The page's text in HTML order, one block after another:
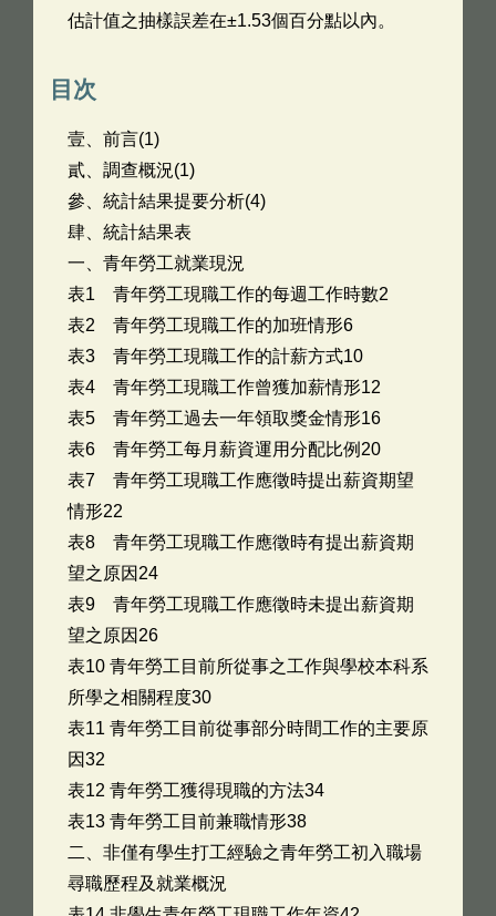
估計值之抽樣誤差在±1.53個百分點以內。
目次
壹、前言(1)
貳、調查概況(1)
參、統計結果提要分析(4)
肆、統計結果表
一、青年勞工就業現況
表1 青年勞工現職工作的每週工作時數2
表2 青年勞工現職工作的加班情形6
表3 青年勞工現職工作的計薪方式10
表4 青年勞工現職工作曾獲加薪情形12
表5 青年勞工過去一年領取獎金情形16
表6 青年勞工每月薪資運用分配比例20
表7 青年勞工現職工作應徵時提出薪資期望
情形22
表8 青年勞工現職工作應徵時有提出薪資期
望之原因24
表9 青年勞工現職工作應徵時未提出薪資期
望之原因26
表10 青年勞工目前所從事之工作與學校本科系
所學之相關程度30
表11 青年勞工目前從事部分時間工作的主要原
因32
表12 青年勞工獲得現職的方法34
表13 青年勞工目前兼職情形38
二、非僅有學生打工經驗之青年勞工初入職場
尋職歷程及就業概況